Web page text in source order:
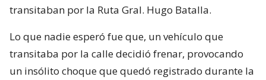
transitaban por la Ruta Gral. Hugo Batalla.
Lo que nadie esperó fue que, un vehículo que
transitaba por la calle decidió frenar, provocando
un insólito choque que quedó registrado durante la